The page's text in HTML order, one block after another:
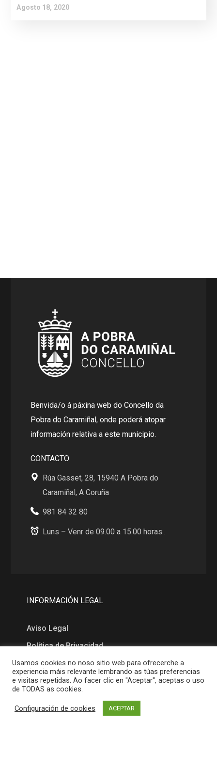
Agosto 18, 2020
Benvida/o á páxina web do Concello da
Pobra do Caramiñal, onde poderá atopar
información relativa a este municipio.
CONTACTO
Rúa Gasset, 28, 15940 A Pobra do
Caramiñal, A Coruña
981 84 32 80
Luns – Venr de 09.00 a 15.00 horas .
INFORMACIÓN LEGAL
Aviso Legal
Política de Privacidad
Política de Cookies
MAPA
Usamos cookies no noso sitio web para ofrecerche a
experiencia máis relevante lembrando as túas preferencias
e visitas repetidas. Ao facer clic en "Aceptar", aceptas o uso
de TODAS as cookies.
Configuración de cookies ACEPTAR